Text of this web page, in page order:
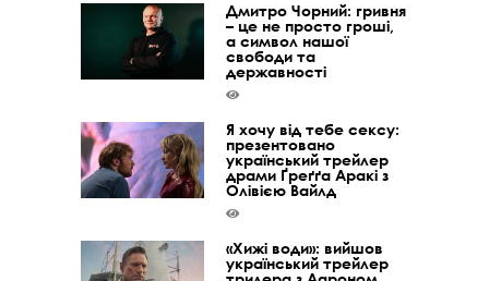
Дмитро Чорний: гривня
– це не просто гроші,
а символ нашої
свободи та
державності
Я хочу від тебе сексу:
презентовано
український трейлер
драми Ґреґґа Аракі з
Олівією Вайлд
«Хижі води»: вийшов
український трейлер